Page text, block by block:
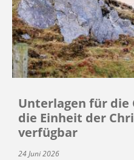
Unterlagen für die
die Einheit der
verfügbar
24 Juni 2026